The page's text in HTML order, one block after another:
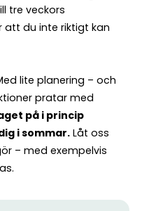
tre veckors
du inte riktigt kan
lite planering – och
pratar med
på i princip
i sommar.Låt oss
– med exempelvis